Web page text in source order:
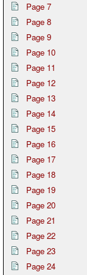
Page 7
Page 8
Page 9
Page 10
Page 11
Page 12
Page 13
Page 14
Page 15
Page 16
Page 17
Page 18
Page 19
Page 20
Page 21
Page 22
Page 23
Page 24